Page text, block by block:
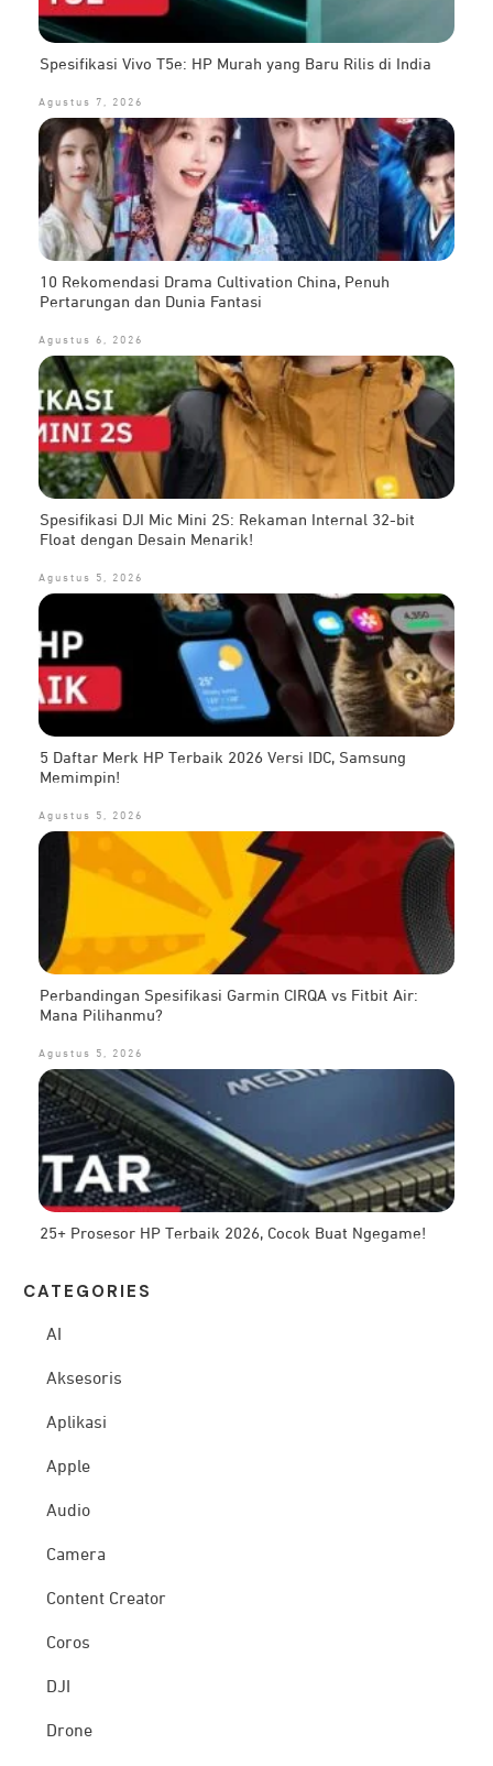
Spesifikasi Vivo T5e: HP Murah yang Baru Rilis di India
Agustus 7, 2026
10 Rekomendasi Drama Cultivation China, Penuh
Pertarungan dan Dunia Fantasi
Agustus 6, 2026
Spesifikasi DJI Mic Mini 2S: Rekaman Internal 32-bit
Float dengan Desain Menarik!
Agustus 5, 2026
5 Daftar Merk HP Terbaik 2026 Versi IDC, Samsung
Memimpin!
Agustus 5, 2026
Perbandingan Spesifikasi Garmin CIRQA vs Fitbit Air:
Mana Pilihanmu?
Agustus 5, 2026
25+ Prosesor HP Terbaik 2026, Cocok Buat Ngegame!
CATEG ORIES
AI
Aksesoris
Aplikasi
Apple
Audio
Camera
Content Creator
Coros
DJI
Drone